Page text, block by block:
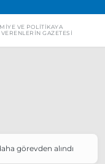
VE POLITIKAYA
GAZETESI
görevden alındı